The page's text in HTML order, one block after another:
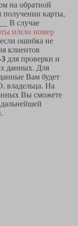
на обратной
получении карты,
В случае
и/или номер
ошибка не
клиентов
3 для проверки и
данных. Для
Вам будет
владельца. На
Вы сможете